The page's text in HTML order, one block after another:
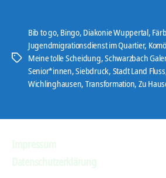
Schlagwörter
Bib to go, Bingo, Diakonie Wuppertal,
Jugendmigrationsdienst im Quartier,
Meine tolle Scheidung,Schwarzbach
Senior*innen,Siebdruck, Stadt Land Fluss
Wichlinghausen, Transformation, Zu